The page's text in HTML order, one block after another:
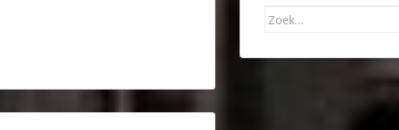
Zoek